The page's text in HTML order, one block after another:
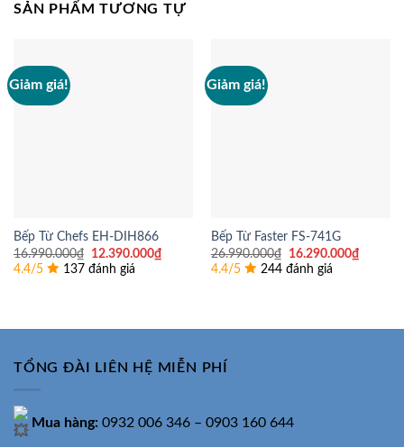
SẢN PHẨM TƯƠNG TỰ
Giảm giá!
Bếp Từ Chefs EH-DIH866
16.990.000₫
Giá
gốc
là:
12.390.000₫Giá
hiện
4.4/5 137 đánh giá
Giảm giá!
Bếp Từ Faster FS-741G
26.990.000₫
Giá
gốc
là:
16.290.000₫Giá
hiện
4.4/5 244 đánh giá
TỔNG ĐÀI LIÊN HỆ MIỄN PHÍ
Mua hàng: 0932 006 346 – 0903 160 644